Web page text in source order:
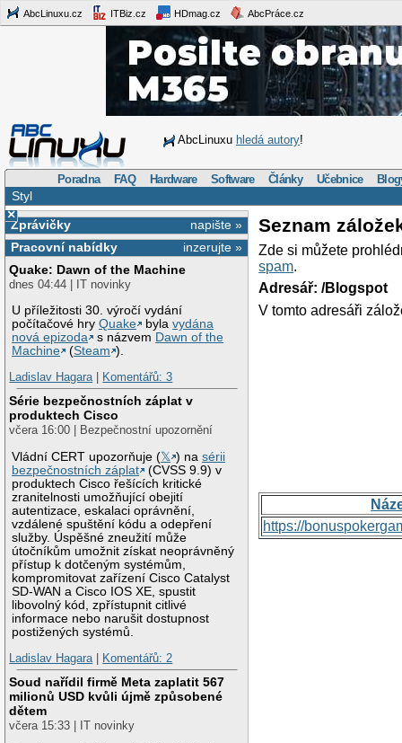
AbcLinuxu.cz ITBiz.cz HDmag.cz AbcPráce.cz
AbcLinuxu hledá autory!
Poradna FAQ Hardware Software Články Učebnice
Styl
×
napište »
Zprávičky
inzerujte »
Pracovní nabídky
Quake: Dawn of the Machine
dnes 04:44 | IT novinky
U příležitosti 30. výročí vydání
počítačové hryQuake bylavydána
nová epizoda
s názvem Dawn of the
Machine
(Steam ).
Ladislav Hagara| Komentářů: 3
Série bezpečnostních záplat v
produktech Cisco
včera 16:00 | Bezpečnostní upozornění
Vládní CERT upozorňuje (𝕏 ) nasérii
bezpečnostních záplat
(CVSS 9.9) v
produktech Cisco řešících kritické
zranitelnosti umožňující obejití
autentizace, eskalaci oprávnění,
vzdálené spuštění kódu a odepření
služby. Úspěšné zneužití může
útočníkům umožnit získat neoprávněný
přístup k dotčeným systémům,
kompromitovat zařízení Cisco Catalyst
SD-WAN a Cisco IOS XE, spustit
libovolný kód, zpřístupnit citlivé
informace nebo narušit dostupnost
postižených systémů.
Ladislav Hagara| Komentářů: 2
Soud nařídil firmě Meta zaplatit 567
milionů USD kvůli újmě způsobené
dětem
včera 15:33 | IT novinky
Seznam
Zde si můžete
spam.
Adresář: /Blogspot
V tomto adresáři
https://